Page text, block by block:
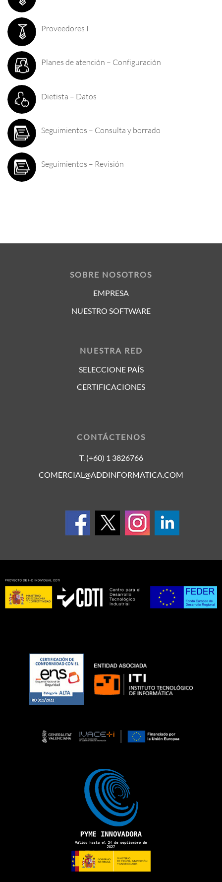
Proveedores I
Planes de atención – Configuración
Dietista – Datos
Seguimientos – Consulta y borrado
Seguimientos – Revisión
SOBRE NOSOTROS
EMPRESA
NUESTRO SOFTWARE
NUESTRA RED
SELECCIONE PAÍS
CERTIFICACIONES
CONTÁCTENOS
T. (+60) 1 3826766
COMERCIAL@ADDINFORMATICA.COM